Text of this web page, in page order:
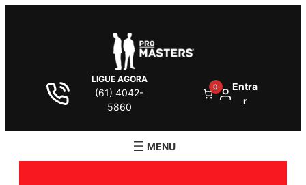
LIGUE AGORA
(61) 4042-
5860
0
Entra
r